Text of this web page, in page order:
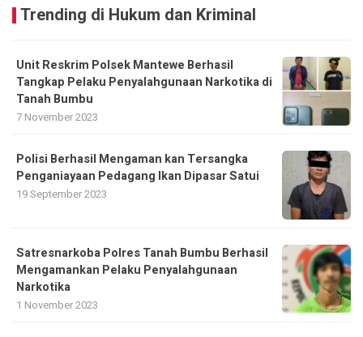
Trending di Hukum dan Kriminal
Unit Reskrim Polsek Mantewe Berhasil
Tangkap Pelaku Penyalahgunaan Narkotika di
Tanah Bumbu
7 November 2023
Polisi Berhasil Mengaman kan Tersangka
Penganiayaan Pedagang Ikan Dipasar Satui
19 September 2023
Satresnarkoba Polres Tanah Bumbu Berhasil
Mengamankan Pelaku Penyalahgunaan
Narkotika
1 November 2023